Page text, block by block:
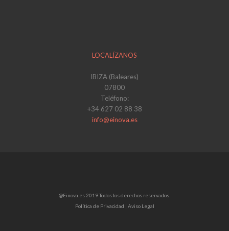
LOCALÍZANOS
IBIZA (Baleares)
07800
Teléfono:
+34 627 02 88 38
info@einova.es
@Einova.es 2019 Todos los derechos reservados.
Política de Privacidad | Aviso Legal